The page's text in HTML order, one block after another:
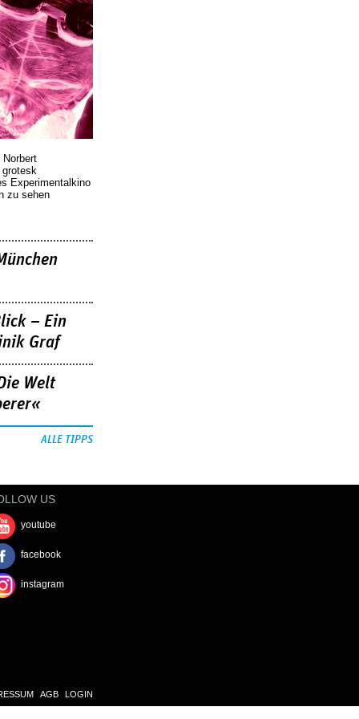
Experimentalkino
zu sehen
– Ein
Graf
Welt
ALLE TIPPS
US
youtube
facebook
instagram
AGB LOGIN